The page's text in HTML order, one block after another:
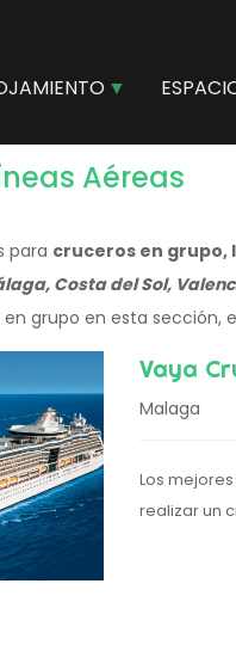
Aéreas
para cruceros en grupo,
Costa del Sol,
grupo en esta sección,
Vaya
Malaga
Los
realizar un